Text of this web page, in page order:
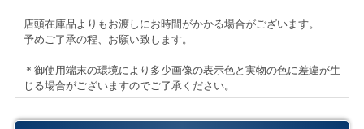
横浜市内 1,000円～（軒先渡し ）
東京都内 5,000円～
す。
自社便についてはこちら
店頭在庫品よりもお渡しにお時間がかかる場合がございます。
予めご了承の程、お願い致します。
＊御使用端末の環境により多少画像の表示色と実物の色に差違が生
じる場合がございますのでご了承ください。